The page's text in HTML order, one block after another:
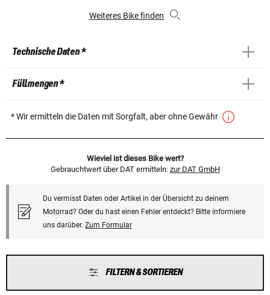
Weiteres Bike finden
Technische Daten *
Füllmengen *
* Wir ermitteln die Daten mit Sorgfalt, aber ohne Gewähr
Wieviel ist dieses Bike wert?
Gebrauchtwert über DAT ermitteln: zur DAT GmbH
Du vermisst Daten oder Artikel in der Übersicht zu deinem
Motorrad? Oder du hast einen Fehler entdeckt? Bitte informiere
uns darüber. Zum Formular
FILTERN & SORTIEREN